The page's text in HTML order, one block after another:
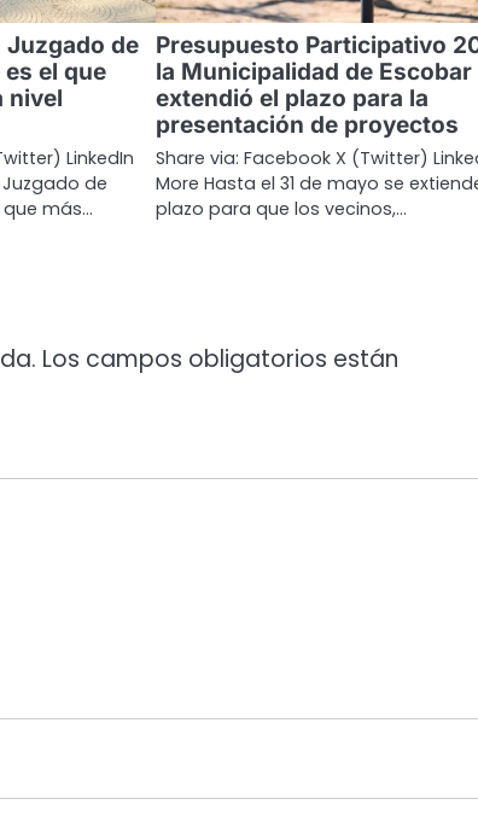
Juzgado de
el que
nivel
LinkedIn
Juzgado de
que más…
Presupuesto Participativo
la Municipalidad de Escobar
extendió el plazo para la
presentación de proyectos
Share via: Facebook X (Twitter)
More Hasta el 31 de mayo se
plazo para que los vecinos,…
Los campos obligatorios están